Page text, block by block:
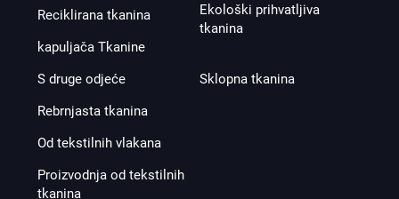
Reciklirana tkanina
kapuljača Tkanine
Ekološki prihvatljiva
tkanina
S druge odjeće
Rebrnjasta tkanina
Od tekstilnih vlakana
Proizvodnja od tekstilnih
tkanina
Sklopna tkanina